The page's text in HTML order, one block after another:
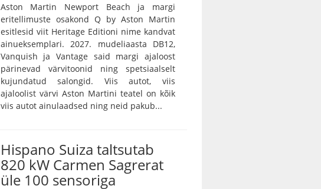
Aston Martin Newport Beach ja margi
eritellimuste osakond Q by Aston Martin
esitlesid viit Heritage Editioni nime kandvat
ainueksemplari. 2027. mudeliaasta DB12,
Vanquish ja Vantage said margi ajaloost
pärinevad värvitoonid ning spetsiaalselt
kujundatud salongid. Viis autot, viis
ajaloolist värvi Aston Martini teatel on kõik
viis autot ainulaadsed ning neid pakub...
Hispano Suiza taltsutab
820 kW Carmen Sagrerat
üle 100 sensoriga